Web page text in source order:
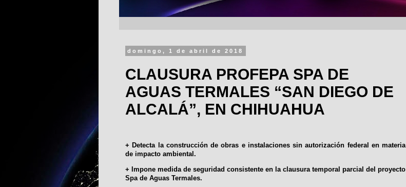
domingo, 1 de abril de 2018
CLAUSURA PROFEPA SPA DE
AGUAS TERMALES “SAN DIEGO DE
ALCALÁ”, EN CHIHUAHUA
+ Detecta la construcción de obras e instalaciones sin autorización federal en materia
de impacto ambiental.
+ Impone medida de seguridad consistente en la clausura temporal parcial del proyecto
Spa de Aguas Termales.